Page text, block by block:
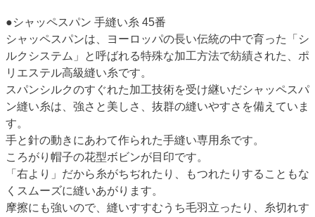
●シャッペスパン 手縫い糸 45番
シャッペスパンは、ヨーロッパの長い伝統の中で育った「シ
ルクシステム」と呼ばれる特殊な加工方法で紡績された、ポ
リエステル高級縫い糸です。
スパンシルクのすぐれた加工技術を受け継いだシャッペスパ
ン縫い糸は、強さと美しさ、抜群の縫いやすさを備えていま
す。
手と針の動きにあわて作られた手縫い専用糸です。
ころがり帽子の花型ボビンが目印です。
「右より」だから糸がちぢれたり、もつれたりすることもな
くスムーズに縫いあがります。
摩擦にも強いので、縫いすすむうち毛羽立ったり、糸切れす